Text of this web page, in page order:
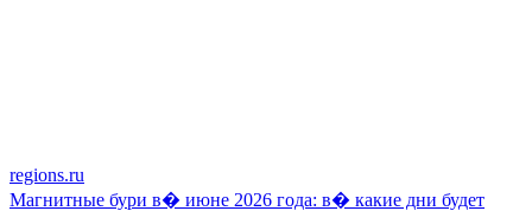
regions.ru
Магнитные бури в� июне 2026 года: в� какие дни будет